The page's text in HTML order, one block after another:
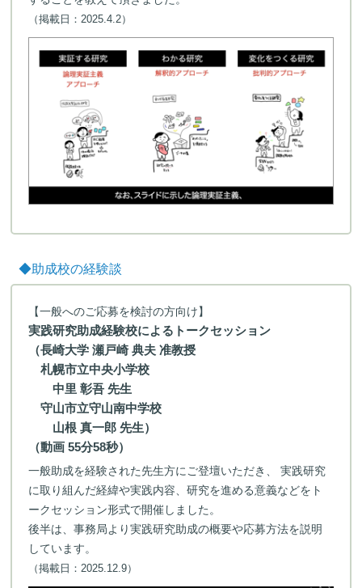
（掲載日：2025.4.2）
◆助成校の経験談
【一般へのご応募を検討の方向け】
実践研究助成経験校によるトークセッション
（長崎大学 瀬戸崎 典夫 准教授
札幌市立中央小学校
中里 彰吾 先生
守山市立守山南中学校
山根 真一郎 先生）
（動画 55分58秒）
一般助成を経験された先生方にご登壇いただき、 実践研究
に取り組んだ経緯や実践内容、研究を進める意義などをト
ークセッション形式で開催しました。
後半は、事務局より実践研究助成の概要や応募方法を説明
しています。
（掲載日：2025.12.9）